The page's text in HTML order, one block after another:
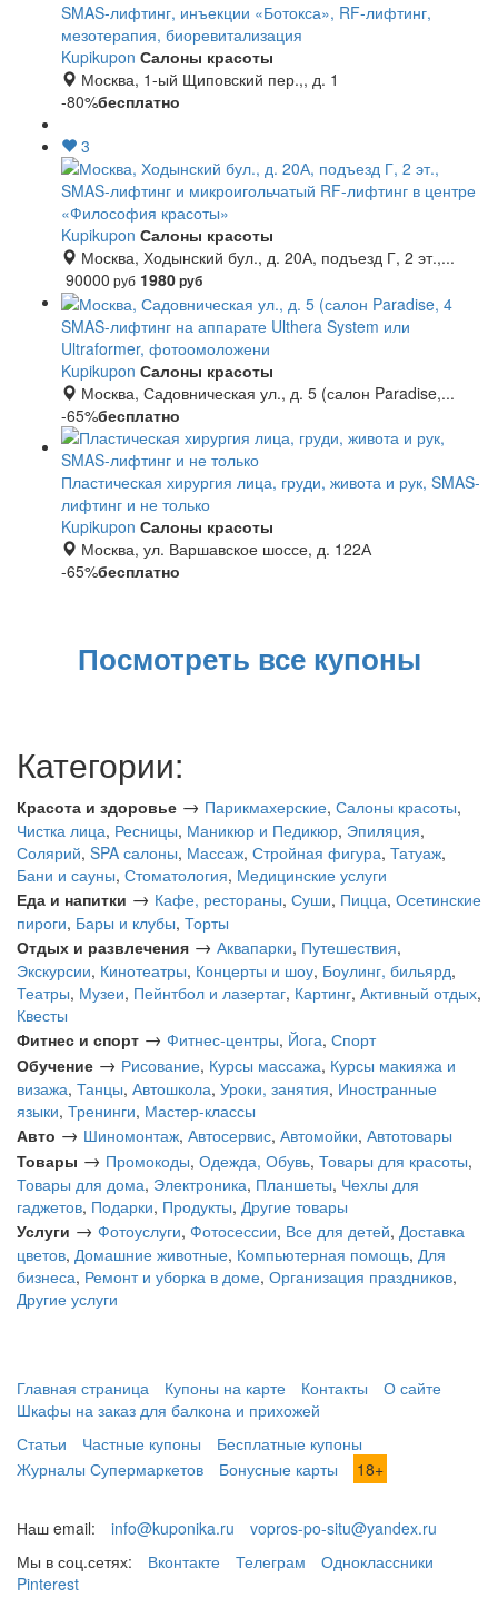
SMAS-лифтинг, инъекции «Ботокса», RF-лифтинг,
мезотерапия, биоревитализация
Kupikupon Салоны красоты
Москва, 1-ый Щиповский пер.,, д. 1
-80%бесплатно
3
SMAS-лифтинг и микроигольчатый RF-лифтинг в центре
«Философия красоты»
Kupikupon Салоны красоты
Москва, Ходынский бул., д. 20А, подъезд Г, 2 эт.,...
90000 руб 1980руб
SMAS-лифтинг на аппарате Ulthera System или
Ultraformer, фотоомоложени
Kupikupon Салоны красоты
Москва, Садовническая ул., д. 5 (салон Paradise,...
-65%бесплатно
Пластическая хирургия лица, груди, живота и рук, SMAS-
лифтинг и не только
Kupikupon Салоны красоты
Москва, ул. Варшавское шоссе, д. 122А
-65%бесплатно
Посмотреть все купоны
Категории:
Красота и здоровье → Парикмахерские, Салоны красоты,
Чистка лица, Ресницы, Маникюр и Педикюр, Эпиляция,
Солярий, SPA салоны, Массаж, Стройная фигура, Татуаж,
Бани и сауны, Стоматология, Медицинские услуги
Еда и напитки → Кафе, рестораны, Суши, Пицца, Осетинские
пироги, Бары и клубы, Торты
Отдых и развлечения → Аквапарки, Путешествия,
Экскурсии, Кинотеатры, Концерты и шоу, Боулинг, бильярд,
Театры, Музеи, Пейнтбол и лазертаг, Картинг, Активный отдых,
Квесты
Фитнес и спорт → Фитнес-центры, Йога, Спорт
Обучение → Рисование, Курсы массажа, Курсы макияжа и
визажа, Танцы, Автошкола, Уроки, занятия, Иностранные
языки, Тренинги, Мастер-классы
Авто → Шиномонтаж, Автосервис, Автомойки, Автотовары
Товары → Промокоды, Одежда, Обувь, Товары для красоты,
Товары для дома, Электроника, Планшеты, Чехлы для
гаджетов, Подарки, Продукты, Другие товары
Услуги → Фотоуслуги, Фотосессии, Все для детей, Доставка
цветов, Домашние животные, Компьютерная помощь, Для
бизнеса, Ремонт и уборка в доме, Организация праздников,
Другие услуги
Главная страница Купоны на карте Контакты
О сайте
Шкафы на заказ для балкона и прихожей
Статьи
Частные купоны
Бесплатные купоны
Журналы Супермаркетов
Бонусные карты 18+
Наш email: info@kuponika.ru
vopros-po-situ@yandex.ru
Мы в соц.сетях:
Вконтакте Телеграм
Одноклассники
Pinterest